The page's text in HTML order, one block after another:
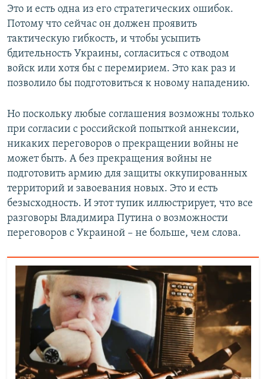
Это и есть одна из его стратегических ошибок.
Потому что сейчас он должен проявить
тактическую гибкость, и чтобы усыпить
бдительность Украины, согласиться с отводом
войск или хотя бы с перемирием. Это как раз и
позволило бы подготовиться к новому нападению.
Но поскольку любые соглашения возможны только
при согласии с российской попыткой аннексии,
никаких переговоров о прекращении войны не
может быть. А без прекращения войны не
подготовить армию для защиты оккупированных
территорий и завоевания новых. Это и есть
безысходность. И этот тупик иллюстрирует, что все
разговоры Владимира Путина о возможности
переговоров с Украиной – не больше, чем слова.